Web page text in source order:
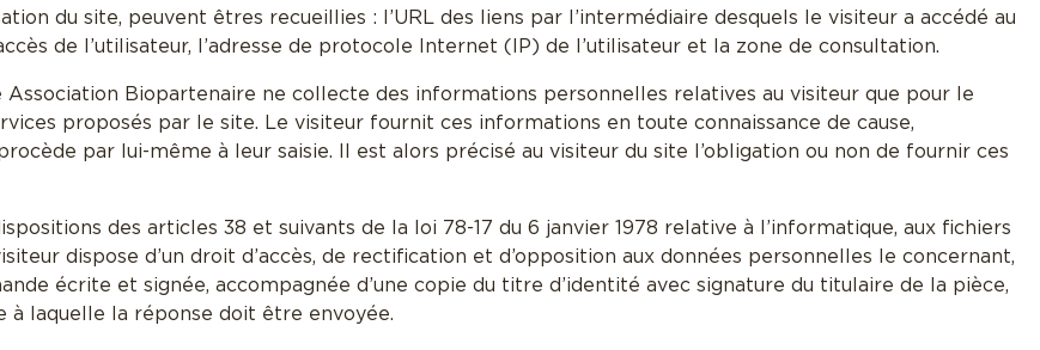
du site, peuvent êtres recueillies : l’URL des liens par l’intermédiaire desquels le visiteur a accédé au
de l’utilisateur, l’adresse de protocole Internet (IP) de l’utilisateur et la zone de consultation.
Association Biopartenaire ne collecte des informations personnelles relatives au visiteur que pour le
proposés par le site. Le visiteur fournit ces informations en toute connaissance de cause,
par lui-même à leur saisie. Il est alors précisé au visiteur du site l’obligation ou non de fournir ces
des articles 38 et suivants de la loi 78-17 du 6 janvier 1978 relative à l’informatique, aux fichiers
dispose d’un droit d’accès, de rectification et d’opposition aux données personnelles le concernant,
écrite et signée, accompagnée d’une copie du titre d’identité avec signature du titulaire de la pièce,
à laquelle la réponse doit être envoyée.